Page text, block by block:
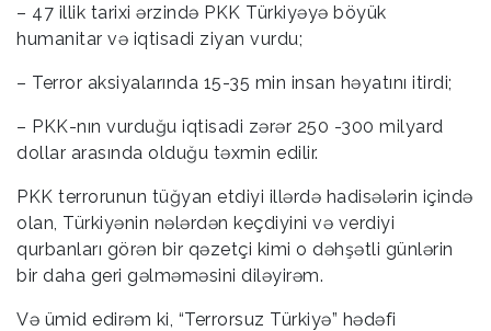
– 47 illik tarixi ərzində PKK Türkiyəyə böyük
humanitar və iqtisadi ziyan vurdu;
– Terror aksiyalarında 15-35 min insan həyatını itirdi;
– PKK-nın vurduğu iqtisadi zərər 250 -300 milyard
dollar arasında olduğu təxmin edilir.
PKK terrorunun tüğyan etdiyi illərdə hadisələrin içində
olan, Türkiyənin nələrdən keçdiyini və verdiyi
qurbanları görən bir qəzetçi kimi o dəhşətli günlərin
bir daha geri gəlməməsini diləyirəm.
Və ümid edirəm ki, “Terrorsuz Türkiyə” hədəfi